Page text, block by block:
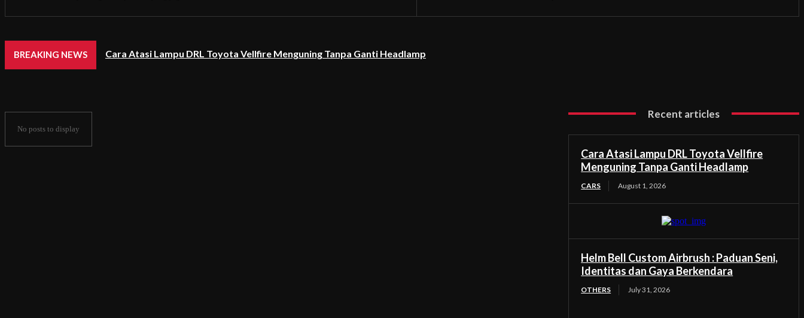
BREAKING NEWS Cara Atasi Lampu DRL Toyota Vellfire Menguning Tanpa Ganti Headlamp
No posts to display
Recent articles
Cara Atasi Lampu DRL Toyota Vellfire
Menguning Tanpa Ganti Headlamp
CARS August 1, 2026
Helm Bell Custom Airbrush : Paduan Seni,
Identitas dan Gaya Berkendara
OTHERS July 31, 2026